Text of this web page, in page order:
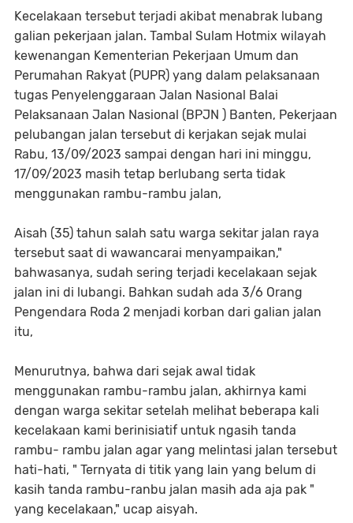
Kecelakaan tersebut terjadi akibat menabrak lubang
galian pekerjaan jalan. Tambal Sulam Hotmix wilayah
kewenangan Kementerian Pekerjaan Umum dan
Perumahan Rakyat (PUPR) yang dalam pelaksanaan
tugas Penyelenggaraan Jalan Nasional Balai
Pelaksanaan Jalan Nasional (BPJN ) Banten, Pekerjaan
pelubangan jalan tersebut di kerjakan sejak mulai
Rabu, 13/09/2023 sampai dengan hari ini minggu,
17/09/2023 masih tetap berlubang serta tidak
menggunakan rambu-rambu jalan,
Aisah (35) tahun salah satu warga sekitar jalan raya
tersebut saat di wawancarai menyampaikan,"
bahwasanya, sudah sering terjadi kecelakaan sejak
jalan ini di lubangi. Bahkan sudah ada 3/6 Orang
Pengendara Roda 2 menjadi korban dari galian jalan
itu,
Menurutnya, bahwa dari sejak awal tidak
menggunakan rambu-rambu jalan, akhirnya kami
dengan warga sekitar setelah melihat beberapa kali
kecelakaan kami berinisiatif untuk ngasih tanda
rambu- rambu jalan agar yang melintasi jalan tersebut
hati-hati, " Ternyata di titik yang lain yang belum di
kasih tanda rambu-ranbu jalan masih ada aja pak "
yang kecelakaan," ucap aisyah.